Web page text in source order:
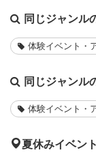
同じジャンル
体験イベント・
同じジャンル
体験イベント・
夏休みイベン